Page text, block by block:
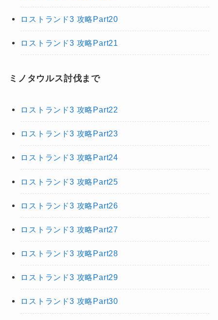
ロストランド3 攻略Part20
ロストランド3 攻略Part21
ミノタウルス討伐まで
ロストランド3 攻略Part22
ロストランド3 攻略Part23
ロストランド3 攻略Part24
ロストランド3 攻略Part25
ロストランド3 攻略Part26
ロストランド3 攻略Part27
ロストランド3 攻略Part28
ロストランド3 攻略Part29
ロストランド3 攻略Part30